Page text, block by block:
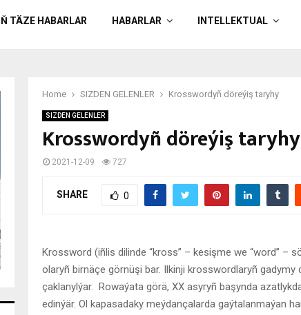
IŇ TÄZE HABARLAR HABARLAR INTELLEKTUAL
Home SIZDEN GELENLER Krosswordyñ döreýiş taryhy
SIZDEN GELENLER
Krosswordyñ döreýiş taryhy
2021-12-09 727
SHARE 0
Krossword (iñlis dilinde “kross” – kesişme we “word” –
olaryñ birnäçe görnüşi bar. Ilkinji krosswordlaryñ
çaklanylýar. Rowaýata görä, XX asyryñ başynda
edinýär. Ol kapasadaky meýdançalarda gaýtalanmaýan